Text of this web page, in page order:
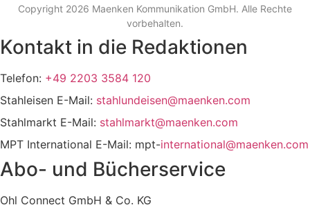
Copyright 2026 Maenken Kommunikation GmbH. Alle Rechte
vorbehalten.
Kontakt in die Redaktionen
Telefon: +49 2203 3584 120
Stahleisen E-Mail: stahlundeisen@maenken.com
Stahlmarkt E-Mail: stahlmarkt@maenken.com
MPT International E-Mail: mpt-international@maenken.com
Abo- und Bücherservice
Ohl Connect GmbH & Co. KG